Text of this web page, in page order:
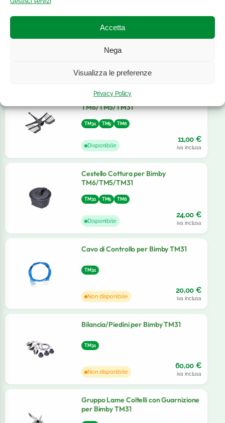
Accetta
Nega
Visualizza le preferenze
Privacy Policy
Coperchio per Recipiente Varoma
Bimby TM6/TM5/TM31
TM5 TM6
Disponibile
Frusta Farfalla per Bimby
TM6/TM5/TM31
TM31 TM5 TM6
Disponibile
11,00€
iva inclusa
Cestello Cottura per Bimby
TM6/TM5/TM31
TM31 TM5 TM6
Disponibile
24,00€
iva inclusa
Cavo di Controllo per Bimby TM31
TM31
Non disponibile
20,00€
iva inclusa
Bilancia/Piedini per Bimby TM31
TM31
Non disponibile
60,00€
iva inclusa
Gruppo Lame Coltelli con Guarnizione
per Bimby TM31